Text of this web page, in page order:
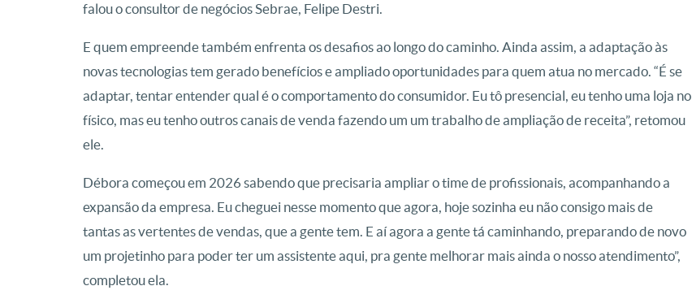
falou o consultor de negócios Sebrae, Felipe Destri.
E quem empreende também enfrenta os desafios ao longo do caminho. Ainda assim, a adaptação às
novas tecnologias tem gerado benefícios e ampliado oportunidades para quem atua no mercado. “É se
adaptar, tentar entender qual é o comportamento do consumidor. Eu tô presencial, eu tenho uma loja no
físico, mas eu tenho outros canais de venda fazendo um um trabalho de ampliação de receita”, retomou
ele.
Débora começou em 2026 sabendo que precisaria ampliar o time de profissionais, acompanhando a
expansão da empresa. Eu cheguei nesse momento que agora, hoje sozinha eu não consigo mais de
tantas as vertentes de vendas, que a gente tem. E aí agora a gente tá caminhando, preparando de novo
um projetinho para poder ter um assistente aqui, pra gente melhorar mais ainda o nosso atendimento”,
completou ela.